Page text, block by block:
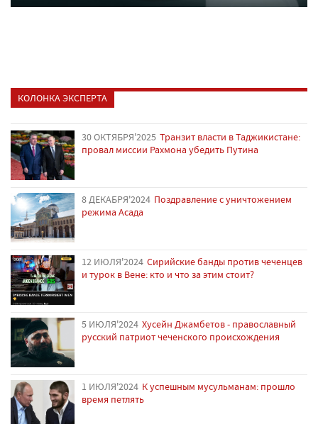
КОЛОНКА ЭКСПЕРТА
30 ОКТЯБРЯ'2025 Транзит власти в Таджикистане:
провал миссии Рахмона убедить Путина
8 ДЕКАБРЯ'2024 Поздравление с уничтожением
режима Асада
12 ИЮЛЯ'2024 Сирийские банды против чеченцев
и турок в Вене: кто и что за этим стоит?
5 ИЮЛЯ'2024 Хусейн Джамбетов - православный
русский патриот чеченского происхождения
1 ИЮЛЯ'2024 К успешным мусульманам: прошло
время петлять